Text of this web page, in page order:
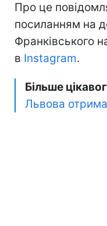
Про це
посиланням на
Франківського
в Instagram.
Більше
Львова